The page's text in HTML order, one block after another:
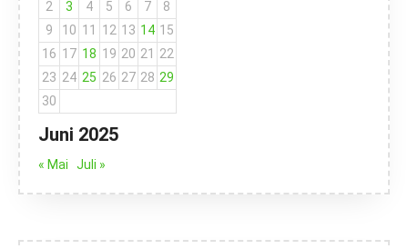
Juni 2025
2 3 4 5 6 7
8
9
10 11 12 13 14 15
16 17 18 19 20 21
22
23 24 25 26 27 28 29
30
« Mai Juli »